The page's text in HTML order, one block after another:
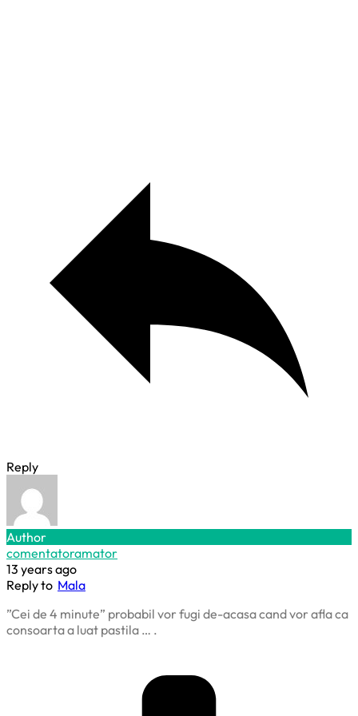
Reply
Author
comentatoramator
13 years ago
Reply to Mala
”Cei de 4 minute” probabil vor fugi de-acasa cand vor afla ca
consoarta a luat pastila … .